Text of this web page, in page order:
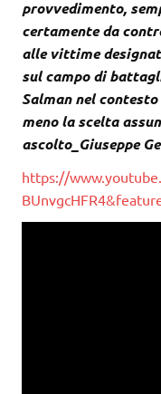
provvedimento,
certamente da
alle vittime
sul campo di
Salman nel
meno la scelta
ascolto_Giuseppe
https://